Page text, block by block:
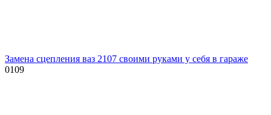
Замена сцепления ваз 2107 своими руками у себя в гараже
0109